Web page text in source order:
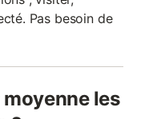
Pas besoin de
les